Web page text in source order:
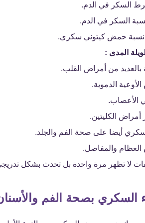
السكر في الدم.
السكر في الدم.
نسبة حمض كيتوني سكري.
المدى :
بالعديد من أمراض القلب.
الدموية.
الأعصاب.
الكليتين.
أيضا على صحة الفم والجلد.
العظام والمفاصل.
لا تظهر مرة واحدة بل تحدث بشكل
السكري بصحة الفم